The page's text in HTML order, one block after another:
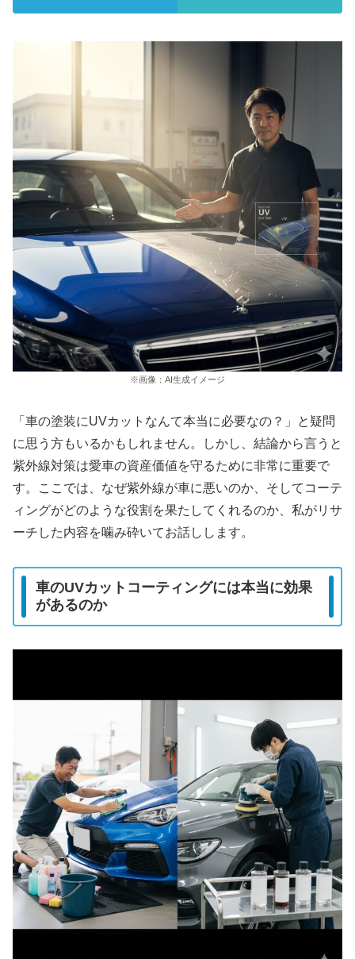
※画像：AI生成イメージ
「車の塗装にUVカットなんて本当に必要なの？」と疑問
に思う方もいるかもしれません。しかし、結論から言うと
紫外線対策は愛車の資産価値を守るために非常に重要で
す。ここでは、なぜ紫外線が車に悪いのか、そしてコーテ
ィングがどのような役割を果たしてくれるのか、私がリサ
ーチした内容を噛み砕いてお話しします。
車のUVカットコーティングには本当に効果
があるのか